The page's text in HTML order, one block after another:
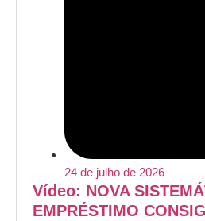
24 de julho de 2026
Vídeo: NOVA
EMPRÉSTIMO